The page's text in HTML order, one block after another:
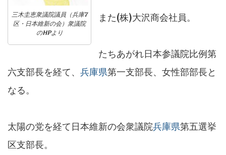
三木圭恵衆議院議員（兵庫7
区・日本維新の会）衆議院
のHPより
また(株)大沢商会社員。
たちあがれ日本参議院比例第
六支部長を経て、 兵庫県第一支部長、女性部部長と
なる。
太陽の党を経て日本維新の会衆議院兵庫県第五選挙
区支部長。